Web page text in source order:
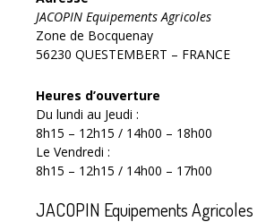
JACOPIN Equipements Agricoles
Zone de Bocquenay
56230 QUESTEMBERT – FRANCE
Heures d’ouverture
Du lundi au Jeudi :
8h15 – 12h15 / 14h00 – 18h00
Le Vendredi :
8h15 – 12h15 / 14h00 – 17h00
JACOPIN Equipements Agricoles